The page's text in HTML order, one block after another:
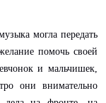
могла передать
помочь своей
и мальчишек,
они внимательно